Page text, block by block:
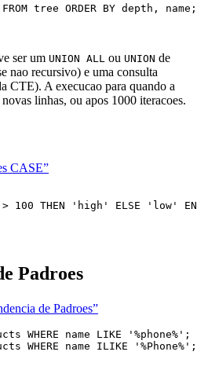
FROM tree ORDER BY depth, name ;
ser um UNION ALL ou UNION de
nao recursivo) e uma consulta
CTE). A execucao para quando a
linhas, ou apos 1000 iteracoes.
CASE”
> 100 THEN ' high ' ELSE ' low '
Padroes
de Padroes”
WHERE name LIKE ' %phone% ' ;
WHERE name ILIKE ' %Phone% '